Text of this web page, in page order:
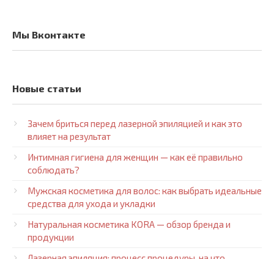
Мы Вконтакте
Новые статьи
Зачем бриться перед лазерной эпиляцией и как это
влияет на результат
Интимная гигиена для женщин — как её правильно
соблюдать?
Мужская косметика для волос: как выбрать идеальные
средства для ухода и укладки
Натуральная косметика KORA — обзор бренда и
продукции